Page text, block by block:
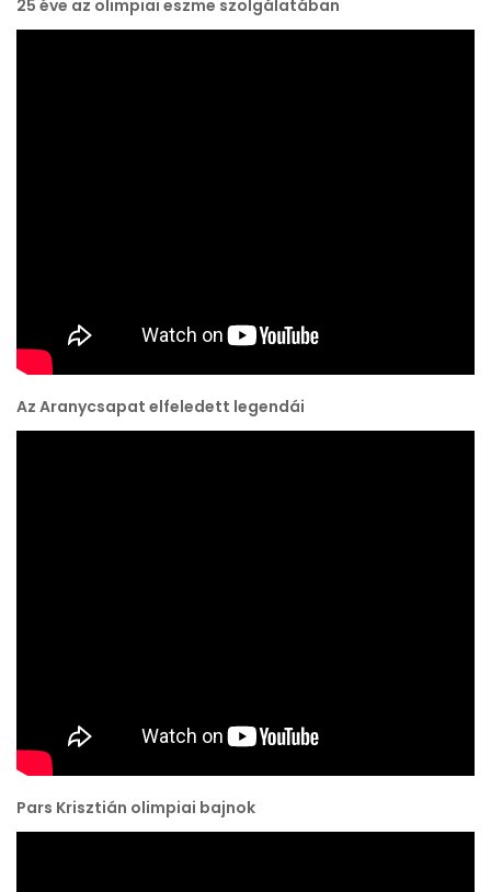
25 éve az olimpiai eszme szolgálatában
Az Aranycsapat elfeledett legendái
Pars Krisztián olimpiai bajnok